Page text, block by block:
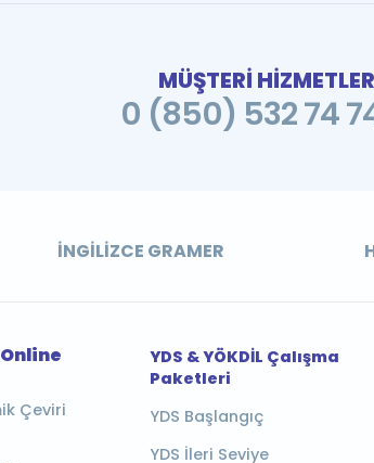
MÜŞTERİ
0 (850) 532 74
İNGILIZCE GRAMER
Online
Çeviri
YDS & YÖKDİL Çalışma
Paketleri
YDS Başlangıç
YDS İleri Seviye